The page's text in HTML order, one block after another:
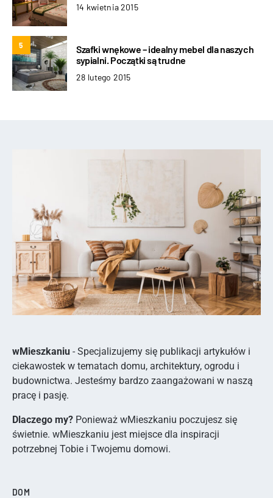
14 kwietnia 2015
5
Szafki wnękowe – idealny mebel dla naszych
sypialni. Początki są trudne
28 lutego 2015
wMieszkaniu - Specjalizujemy się publikacji artykułów i
ciekawostek w tematach domu, architektury, ogrodu i
budownictwa. Jesteśmy bardzo zaangażowani w naszą
pracę i pasję.
Dlaczego my? Ponieważ wMieszkaniu poczujesz się
świetnie. wMieszkaniu jest miejsce dla inspiracji
potrzebnej Tobie i Twojemu domowi.
DOM